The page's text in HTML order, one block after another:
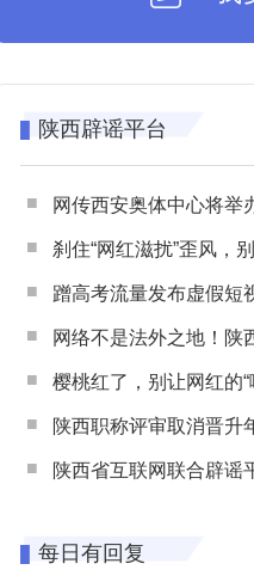
陕西辟谣平台
网传西安奥体中心将举办时代
刹住“网红滋扰”歪风，
蹭高考流量发布虚假短视频 陕
网络不是法外之地！陕西汉中公
樱桃红了，别让网红的“
陕西职称评审取消晋升年限？ 陕西
陕西省互联网联合辟谣
每日有回复